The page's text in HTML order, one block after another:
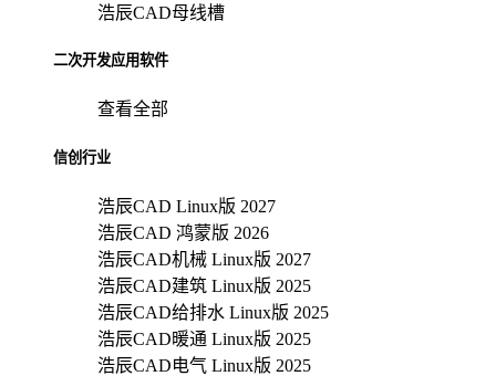
浩辰CAD母线槽
二次开发应用软件
查看全部
信创行业
浩辰CAD Linux版 2027
浩辰CAD 鸿蒙版 2026
浩辰CAD机械 Linux版 2027
浩辰CAD建筑 Linux版 2025
浩辰CAD给排水 Linux版 2025
浩辰CAD暖通 Linux版 2025
浩辰CAD电气 Linux版 2025